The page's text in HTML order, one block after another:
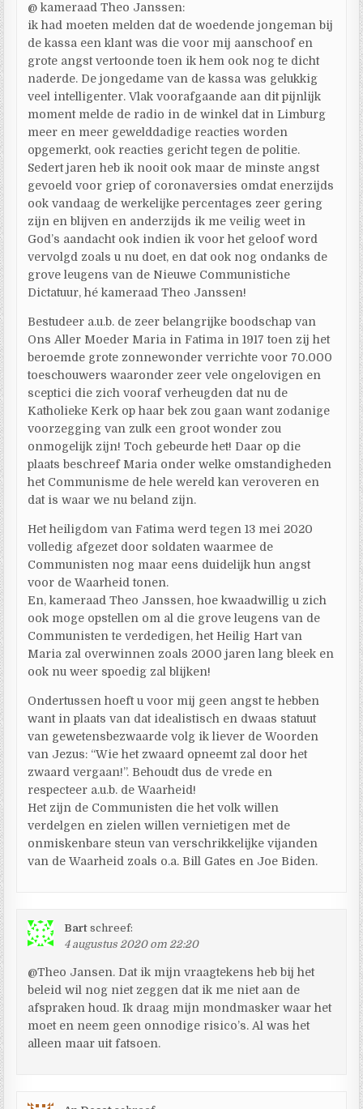
@ kameraad Theo Janssen:
ik had moeten melden dat de woedende jongeman bij
de kassa een klant was die voor mij aanschoof en
grote angst vertoonde toen ik hem ook nog te dicht
naderde. De jongedame van de kassa was gelukkig
veel intelligenter. Vlak voorafgaande aan dit pijnlijk
moment melde de radio in de winkel dat in Limburg
meer en meer gewelddadige reacties worden
opgemerkt, ook reacties gericht tegen de politie.
Sedert jaren heb ik nooit ook maar de minste angst
gevoeld voor griep of coronaversies omdat enerzijds
ook vandaag de werkelijke percentages zeer gering
zijn en blijven en anderzijds ik me veilig weet in
God’s aandacht ook indien ik voor het geloof word
vervolgd zoals u nu doet, en dat ook nog ondanks de
grove leugens van de Nieuwe Communistiche
Dictatuur, hé kameraad Theo Janssen!
Bestudeer a.u.b. de zeer belangrijke boodschap van
Ons Aller Moeder Maria in Fatima in 1917 toen zij het
beroemde grote zonnewonder verrichte voor 70.000
toeschouwers waaronder zeer vele ongelovigen en
sceptici die zich vooraf verheugden dat nu de
Katholieke Kerk op haar bek zou gaan want zodanige
voorzegging van zulk een groot wonder zou
onmogelijk zijn! Toch gebeurde het! Daar op die
plaats beschreef Maria onder welke omstandigheden
het Communisme de hele wereld kan veroveren en
dat is waar we nu beland zijn.
Het heiligdom van Fatima werd tegen 13 mei 2020
volledig afgezet door soldaten waarmee de
Communisten nog maar eens duidelijk hun angst
voor de Waarheid tonen.
En, kameraad Theo Janssen, hoe kwaadwillig u zich
ook moge opstellen om al die grove leugens van de
Communisten te verdedigen, het Heilig Hart van
Maria zal overwinnen zoals 2000 jaren lang bleek en
ook nu weer spoedig zal blijken!
Ondertussen hoeft u voor mij geen angst te hebben
want in plaats van dat idealistisch en dwaas statuut
van gewetensbezwaarde volg ik liever de Woorden
van Jezus: “Wie het zwaard opneemt zal door het
zwaard vergaan!”. Behoudt dus de vrede en
respecteer a.u.b. de Waarheid!
Het zijn de Communisten die het volk willen
verdelgen en zielen willen vernietigen met de
onmiskenbare steun van verschrikkelijke vijanden
van de Waarheid zoals o.a. Bill Gates en Joe Biden.
Bart schreef:
4 augustus 2020 om 22:20
@Theo Jansen. Dat ik mijn vraagtekens heb bij het
beleid wil nog niet zeggen dat ik me niet aan de
afspraken houd. Ik draag mijn mondmasker waar het
moet en neem geen onnodige risico’s. Al was het
alleen maar uit fatsoen.